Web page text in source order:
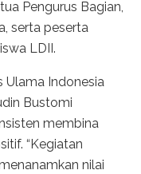
Pengurus Bagian,
serta peserta
LDII.
Ulama Indonesia
Bustomi
membina
“Kegiatan
nilai